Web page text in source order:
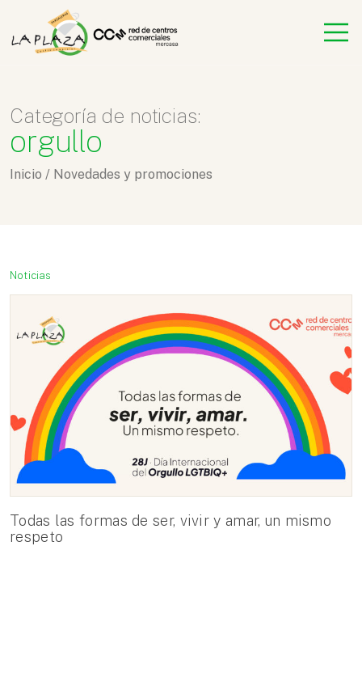
Categoría de noticias:
orgullo
Inicio / Novedades y promociones
Noticias
Todas las formas de ser, vivir y amar, un mismo
respeto